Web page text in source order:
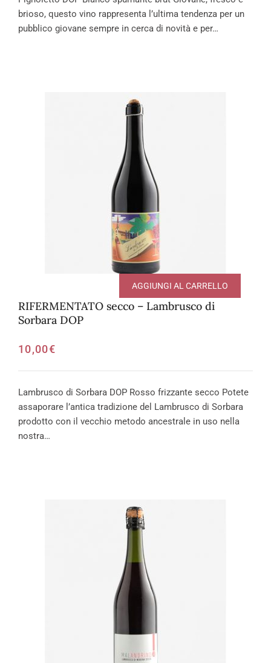
brioso, questo vino rappresenta l’ultima tendenza per un
pubblico giovane sempre in cerca di novità e per…
RIFERMENTATO secco – Lambrusco di
Sorbara DOP
10,00€
AGGIUNGI AL CARRELLO
Lambrusco di Sorbara DOP Rosso frizzante secco Potete
assaporare l’antica tradizione del Lambrusco di Sorbara
prodotto con il vecchio metodo ancestrale in uso nella
nostra…